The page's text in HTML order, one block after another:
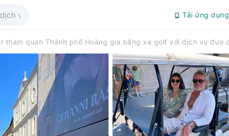
Tải ứng dụng
tham quan Thành phố Hoàng gia bằng xe golf với dịch vụ đưa